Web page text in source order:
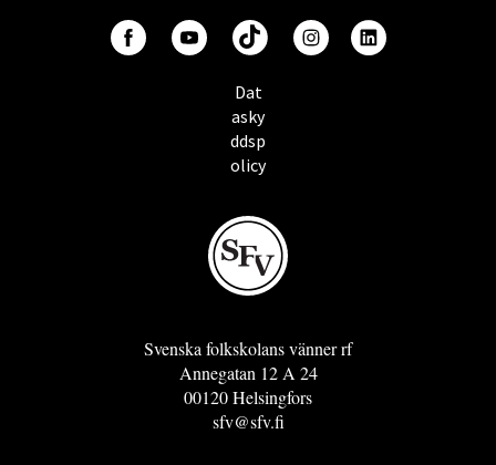
Dat
asky
ddsp
olicy
Svenska folkskolans vänner rf
Annegatan 12 A 24
00120 Helsingfors
sfv@sfv.fi